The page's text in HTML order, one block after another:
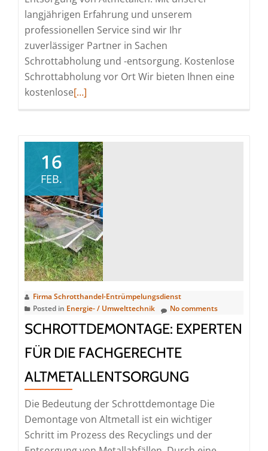
langjährigen Erfahrung und unserem
professionellen Service sind wir Ihr
zuverlässiger Partner in Sachen
Schrottabholung und -entsorgung. Kostenlose
Schrottabholung vor Ort Wir bieten Ihnen eine
kostenloseRead
leicht
gemacht
mit
Schrottabholung
Nordrhein-
Westfalen
[…]
16
FEB.
Firma Schrotthandel-Entrümpelungsdienst
Posted in Energie- / Umwelttechnik No comments
SCHROTTDEMONTAGE: EXPERTEN
FÜR DIE FACHGERECHTE
ALTMETALLENTSORGUNG
Die Bedeutung der Schrottdemontage Die
Demontage von Altmetall ist ein wichtiger
Schritt im Prozess des Recyclings und der